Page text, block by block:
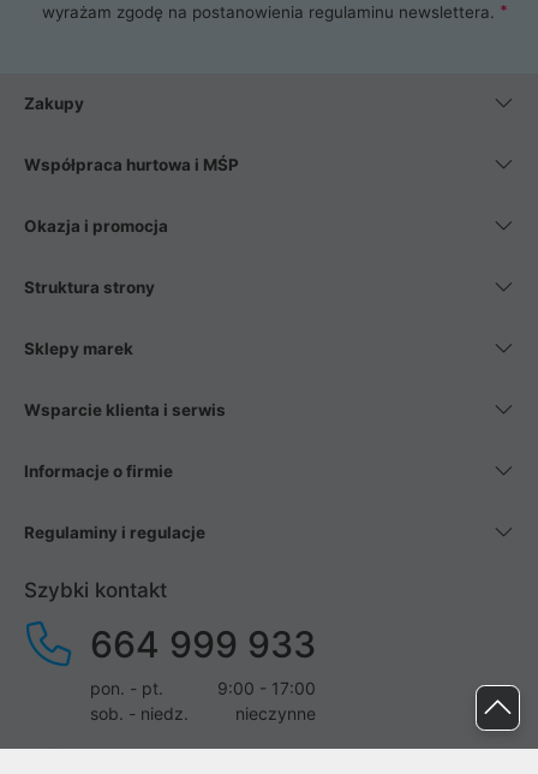
wyrażam zgodę na postanowienia regulaminu newslettera.
Zakupy
Współpraca hurtowa i MŚP
Okazja i promocja
Struktura strony
Sklepy marek
Wsparcie klienta i serwis
Informacje o firmie
Regulaminy i regulacje
Szybki kontakt
664 999 933
pon. - pt.
9:00 - 17:00
sob. - niedz.
nieczynne